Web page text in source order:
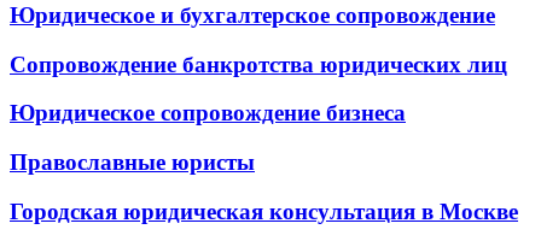
Юридическое и бухгалтерское сопровождение
Сопровождение банкротства юридических лиц
Юридическое сопровождение бизнеса
Православные юристы
Городская юридическая консультация в Москве